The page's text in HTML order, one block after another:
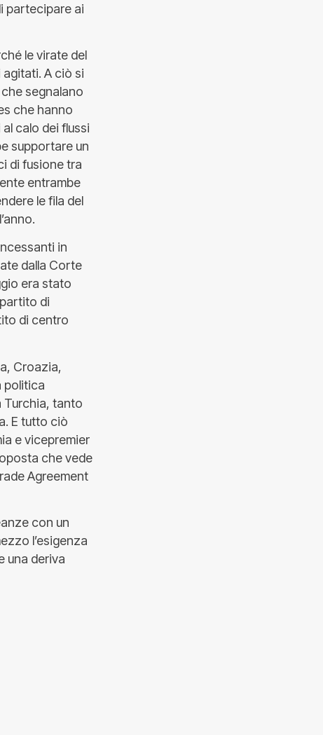
partecipare ai
le virate del
A ciò si
segnalano
che hanno
calo dei flussi
supportare un
di fusione tra
entrambe
le fila del
in
dalla Corte
era stato
di
di centro
Croazia,
politica
Turchia, tanto
E tutto ciò
e vicepremier
che vede
Agreement
con un
l’esigenza
una deriva